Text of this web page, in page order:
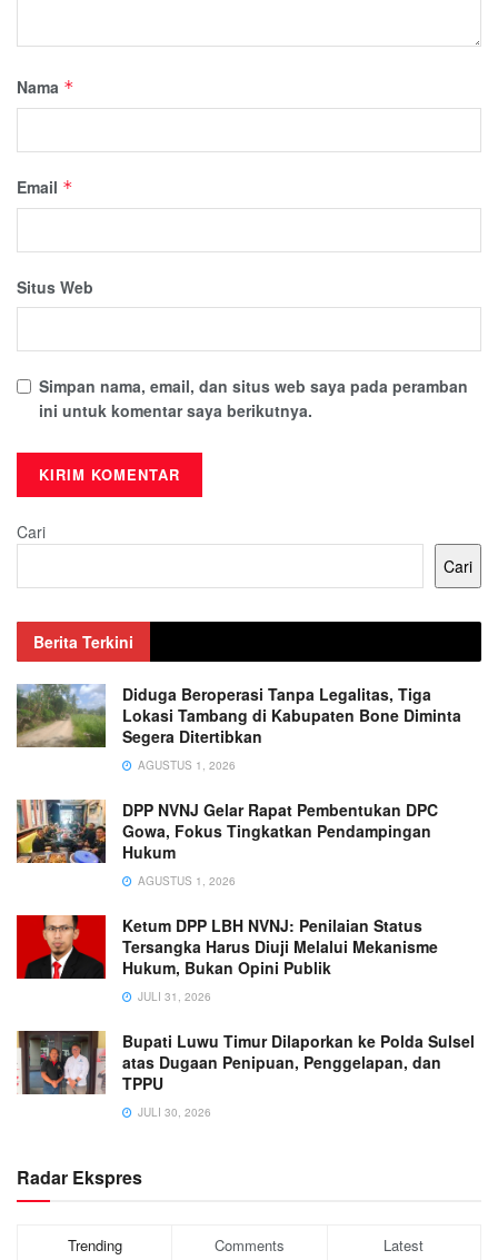
Nama *
Email *
Situs Web
Simpan nama, email, dan situs web saya pada peramban
ini untuk komentar saya berikutnya.
Cari
Cari
Berita Terkini
Diduga Beroperasi Tanpa Legalitas, Tiga
Lokasi Tambang di Kabupaten Bone Diminta
Segera Ditertibkan
AGUSTUS 1, 2026
DPP NVNJ Gelar Rapat Pembentukan DPC
Gowa, Fokus Tingkatkan Pendampingan
Hukum
AGUSTUS 1, 2026
Ketum DPP LBH NVNJ: Penilaian Status
Tersangka Harus Diuji Melalui Mekanisme
Hukum, Bukan Opini Publik
JULI 31, 2026
Bupati Luwu Timur Dilaporkan ke Polda Sulsel
atas Dugaan Penipuan, Penggelapan, dan
TPPU
JULI 30, 2026
Radar Ekspres
Trending Comments Latest